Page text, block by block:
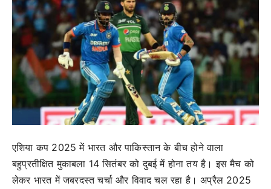
एशिया कप 2025 में भारत और पाकिस्तान के बीच होने वाला
बहुप्रतीक्षित मुकाबला 14 सितंबर को दुबई में होना तय है। इस मैच को
लेकर भारत में जबरदस्त चर्चा और विवाद चल रहा है। अप्रैल 2025